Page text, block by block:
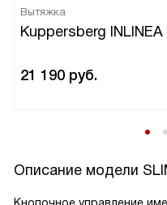
Вытяжка
Kuppersberg
21 190 руб.
Описание модели